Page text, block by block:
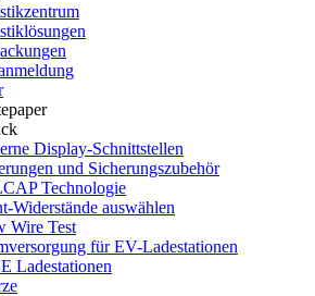
Display-Schnittstellen
und Sicherungszubehör
Technologie
Widerstände auswählen
Wire Test
für EV-Ladestationen
Ladestationen